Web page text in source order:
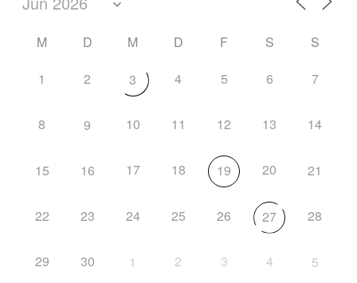
M D M D F S S
1 2 3 4 5 6 7
8 9 10 11 12 13 14
15 16 17 18 19 20 21
22 23 24 25 26 27 28
29 30 1 2 3 4 5